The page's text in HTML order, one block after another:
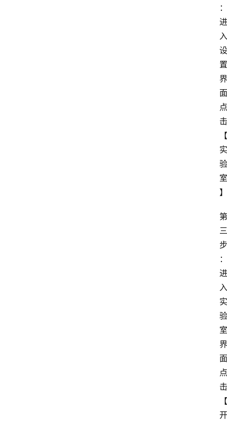
：
进
入
设
置
界
面
点
击
【
实
验
室
】
第
三
步
：
进
入
实
验
室
界
面
点
击
【
开